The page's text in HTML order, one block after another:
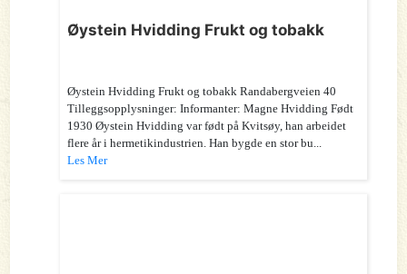
Øystein Hvidding Frukt og tobakk
Øystein Hvidding Frukt og tobakk Randabergveien 40
Tilleggsopplysninger: Informanter: Magne Hvidding Født
1930 Øystein Hvidding var født på Kvitsøy, han arbeidet
flere år i hermetikindustrien. Han bygde en stor bu...
Les Mer